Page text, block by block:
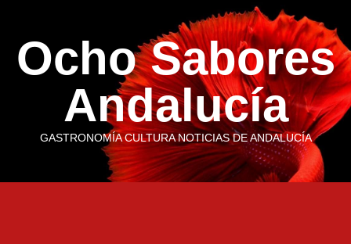
contenido
Ocho Sabores
Andalucía
GASTRONOMÍA CULTURA NOTICIAS DE ANDALUCÍA